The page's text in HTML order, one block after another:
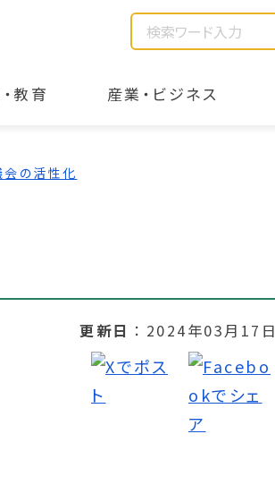
教育 産業・ビジネス
の活性化
更新日 2024年03月17日